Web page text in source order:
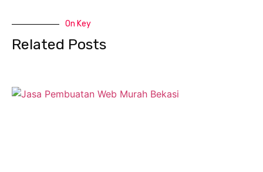
On Key
Related Posts